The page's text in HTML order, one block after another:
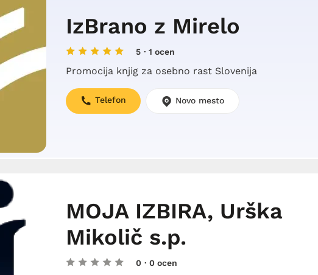
IzBrano z Mirelo
5 · 1 ocen
Promocija knjig za osebno rast Slovenija
Telefon Novo mesto
MOJA IZBIRA, Urška
Mikolič s.p.
0 · 0 ocen